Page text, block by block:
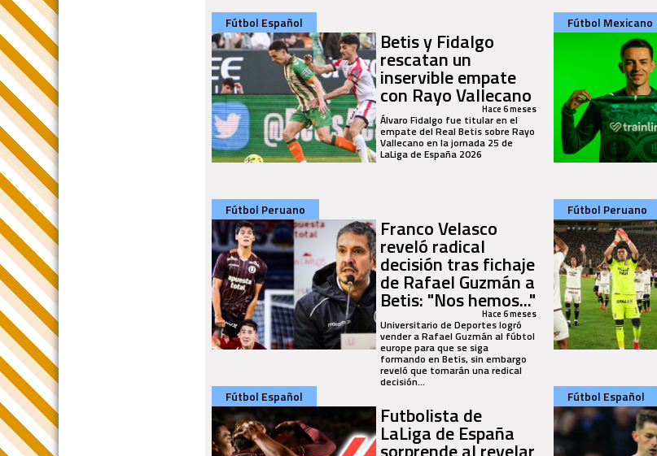
Fútbol Español
Betis y Fidalgo
rescatan un
inservible empate
con Rayo Vallecano
Hace 6 meses
Álvaro Fidalgo fue titular en el
empate del Real Betis sobre Rayo
Vallecano en la jornada 25 de
LaLiga de España 2026
Fútbol Mexicano
Fútbol Peruano
Franco Velasco
reveló radical
decisión tras fichaje
de Rafael Guzmán a
Betis: "Nos hemos..."
Hace 6 meses
Universitario de Deportes logró
vender a Rafael Guzmán al fúbtol
europe para que se siga
formando en Betis, sin embargo
reveló que tomarán una redical
decisión...
Fútbol Peruano
Fútbol Español
Futbolista de
LaLiga de España
Fútbol Español